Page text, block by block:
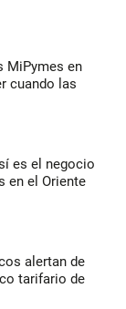
MiPymes en
cuando las
es el negocio
en el Oriente
alertan de
tarifario de